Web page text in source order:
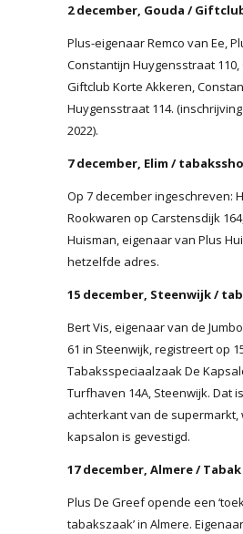
2 december, Gouda /
Plus-eigenaar Remco van Ee,
Constantijn Huygensstraat
Giftclub Korte Akkeren,
Huygensstraat 114.
2022).
7 december, Elim /
Op 7 december ingeschreven:
Rookwaren op Carstensdijk
Huisman, eigenaar van Plus
hetzelfde adres.
15 december, Steenwijk /
Bert Vis, eigenaar van de
61 in Steenwijk, registreert op
Tabaksspeciaalzaak De
Turfhaven 14A, Steenwijk. Dat
achterkant van de supermarkt,
kapsalon is gevestigd.
17 december, Almere /
Plus De Greef opende een
tabakszaak’ in Almere.